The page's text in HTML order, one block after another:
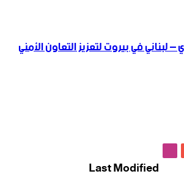
لبناني في بيروت لتعزيز التعاون ‏الأمني
انستقرام
Last Modified